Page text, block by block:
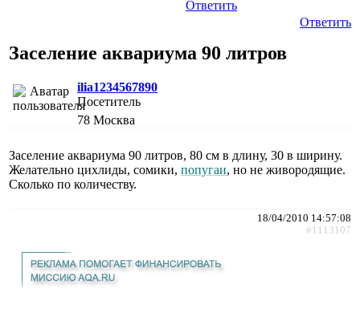
Ответить
Ответить
Заселение аквариума 90 литров
ilia1234567890
Посетитель
78 Москва
Заселение аквариума 90 литров, 80 см в длину, 30 в ширину.
Желательно цихлиды, сомики, попугаи, но не живородящие.
Сколько по количеству.
18/04/2010 14:57:08
#1113107